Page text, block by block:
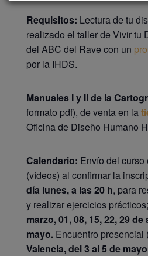
Requisitos: Lectura de tu
realizado el taller de Vivir tu
del ABC del Rave con un
por la IHDS.
Manuales I y II de la
formato pdf), de venta en la
Oficina de Diseño Humano
Calendario: Envío del curso
(vídeos) al confirmar la
día lunes, a las 20 h, para
y realizar ejercicios
marzo, 01, 08, 15, 22, 29
mayo. Encuentro presencial
Valencia, del 3 al 5 de